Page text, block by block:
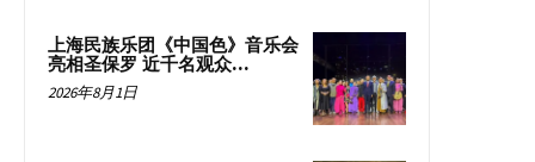
上海民族乐团《中国色》音乐会
亮相圣保罗 近千名观众...
2026年8月1日